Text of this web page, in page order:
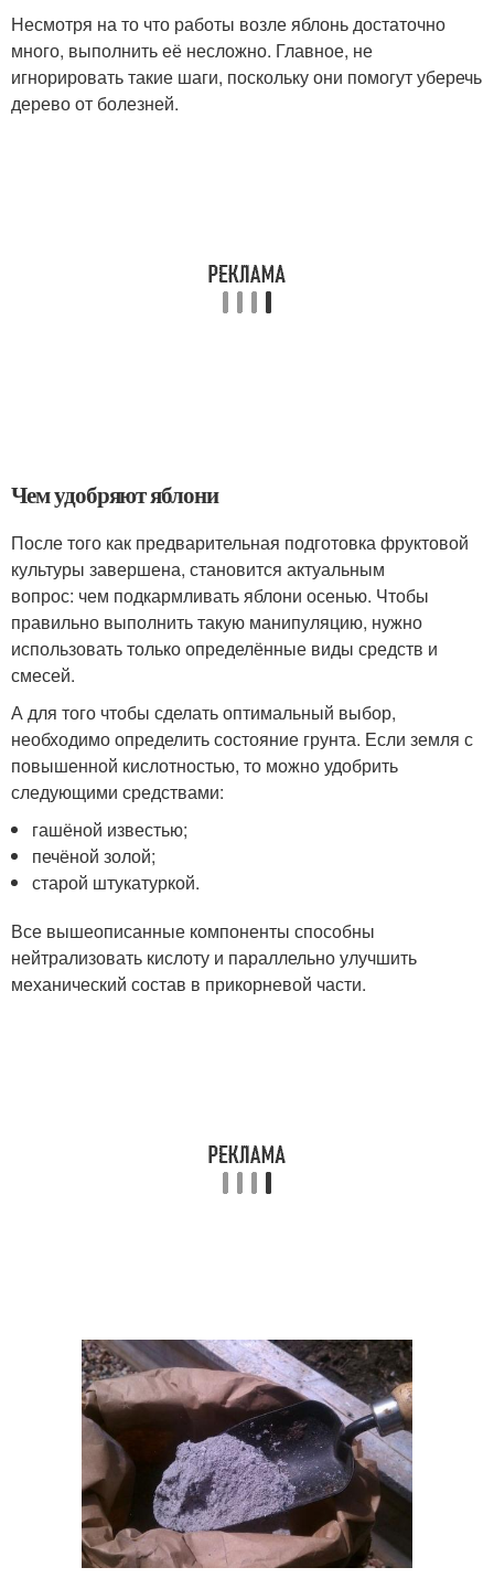
Несмотря на то что работы возле яблонь достаточно
много, выполнить её несложно. Главное, не
игнорировать такие шаги, поскольку они помогут уберечь
дерево от болезней.
Чем удобряют яблони
После того как предварительная подготовка фруктовой
культуры завершена, становится актуальным
вопрос: чем подкармливать яблони осенью. Чтобы
правильно выполнить такую манипуляцию, нужно
использовать только определённые виды средств и
смесей.
А для того чтобы сделать оптимальный выбор,
необходимо определить состояние грунта. Если земля с
повышенной кислотностью, то можно удобрить
следующими средствами:
гашёной известью;
печёной золой;
старой штукатуркой.
Все вышеописанные компоненты способны
нейтрализовать кислоту и параллельно улучшить
механический состав в прикорневой части.